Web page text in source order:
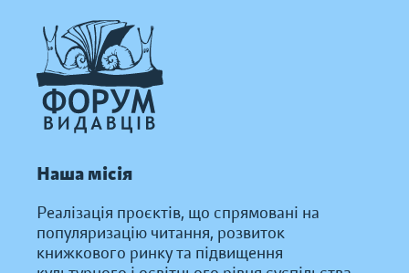
Наша місія
Реалізація проєктів, що спрямовані на
популяризацію читання, розвиток
книжкового ринку та підвищення